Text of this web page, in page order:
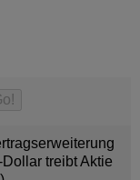
treibt Aktie